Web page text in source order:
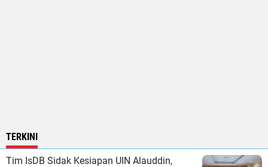
TERKINI
Tim IsDB Sidak Kesiapan UIN Alauddin,